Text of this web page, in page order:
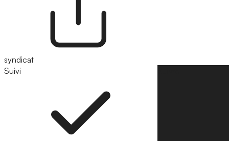
syndicat
Suivi